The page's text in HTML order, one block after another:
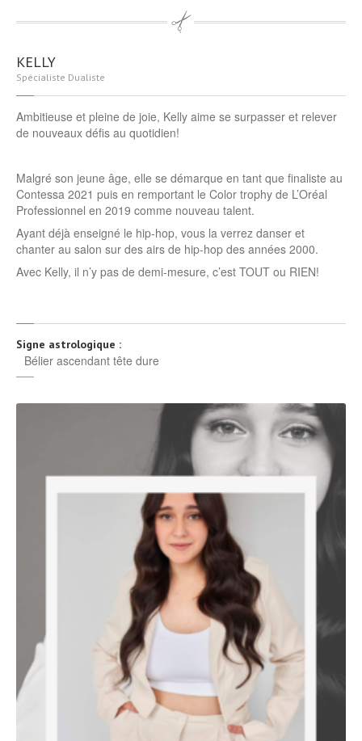
KELLY
Spécialiste Dualiste
Ambitieuse et pleine de joie, Kelly aime se surpasser et relever
de nouveaux défis au quotidien! ​​​​​​​​
Malgré son jeune âge, elle se démarque en tant que finaliste au
Contessa 2021 puis en remportant le Color trophy de L’Oréal
Professionnel en 2019 comme nouveau talent.​​​​​​​​
Ayant déjà enseigné le hip-hop, vous la verrez danser et
chanter au salon sur des airs de hip-hop des années 2000. ​​​​​​​​
Avec Kelly, il n’y pas de demi-mesure, c’est TOUT ou RIEN!​​​​​​​​
Signe astrologique :
Bélier ascendant tête dure